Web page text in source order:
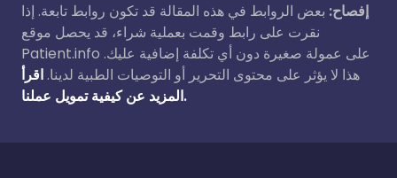
إفصاح: بعض الروابط في هذه المقالة قد تكون روابط تابعة. إذا
نقرت على رابط وقمت بعملية شراء، قد يحصل موقع
Patient.info على عمولة صغيرة دون أي تكلفة إضافية عليك.
هذا لا يؤثر على محتوى التحرير أو التوصيات الطبية لدينا. اقرأ
المزيد عن كيفية تمويل عملنا.